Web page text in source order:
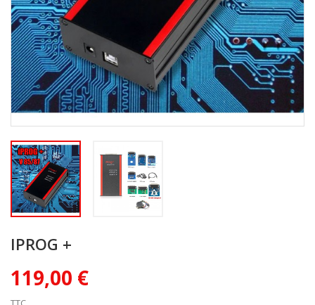
IPROG +
119,00 €